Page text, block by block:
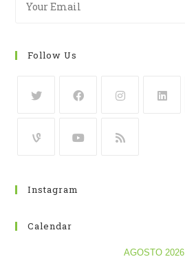
Follow Us
Instagram
Calendar
AGOSTO 2026